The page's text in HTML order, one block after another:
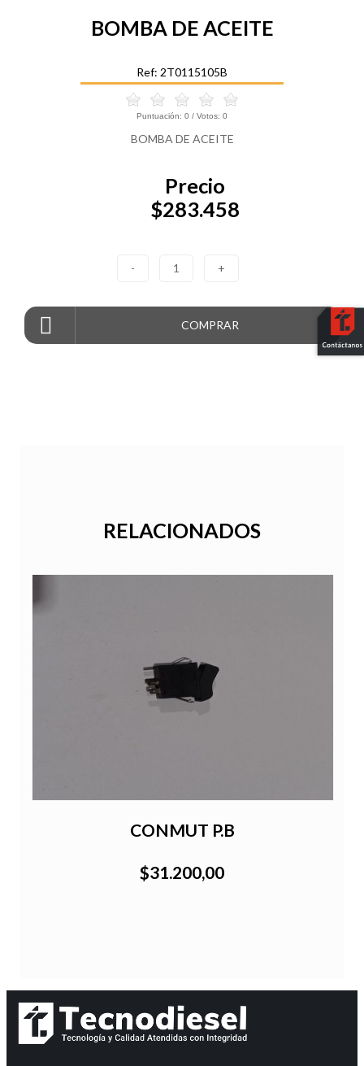
BOMBA DE ACEITE
Ref: 2T0115105B
Puntuación: 0 / Votos: 0
BOMBA DE ACEITE
Precio
$283.458
- 1 +
COMPRAR
RELACIONADOS
CONMUT P.B
$31.200,00